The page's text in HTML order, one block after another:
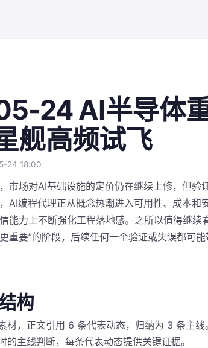
24 AI半导体
舰高频试飞
24 18:00
市场对AI基础设施的定价仍在继续上修，但验
AI编程代理正从概念热潮进入可用性、成本和
能力上不断强化工程落地感。之所以值得继续
重要”的阶段，后续任何一个验证或失误都可能
构
材，正文引用 6 条代表动态，归纳为 3 条主线。
的主线判断，每条代表动态提供关键证据。